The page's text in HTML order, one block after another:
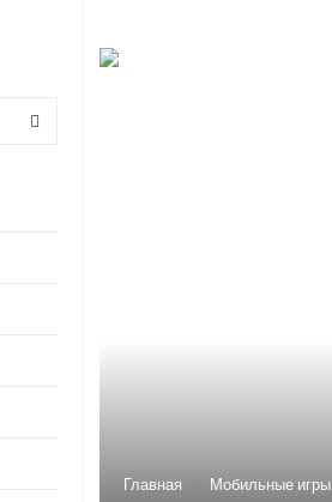
Главная Мобильные игры